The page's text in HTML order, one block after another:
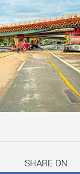
SHARE ON